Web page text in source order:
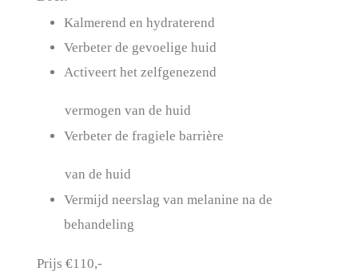
Kalmerend en hydraterend
Verbeter de gevoelige huid
Activeert het zelfgenezend
vermogen van de huid
Verbeter de fragiele barrière
van de huid
Vermijd neerslag van melanine na de
behandeling
Prijs €110,-